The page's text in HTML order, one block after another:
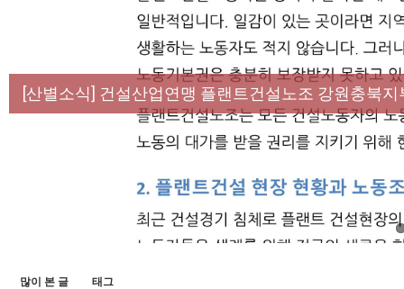
[성명] 막을 수 있었던 죽음, HL만도가 책임져라 : 청
[산별소식] 건설산업연맹 플랜트건설노조 강원충북지
[강릉,속초,원주,춘천] 폭염감시단 사업 이모저모
[조합원☆인터뷰] 서비스연맹 전국학교비정규직노동
[본부소식] 강원지역 노동자 합창단 모임
많이 본 글 태그